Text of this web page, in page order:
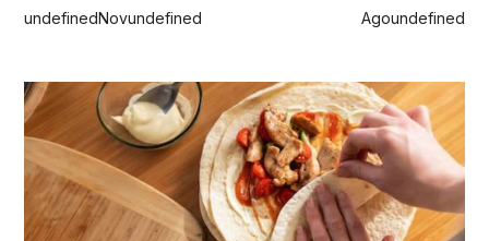
undefinedNovundefined Agoundefined